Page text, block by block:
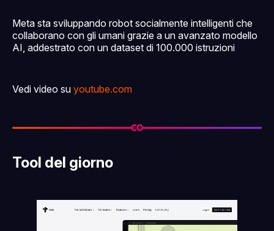
Meta sta sviluppando robot socialmente intelligenti che
collaborano con gli umani grazie a un avanzato modello
AI, addestrato con un dataset di 100.000 istruzioni
Vedi video su youtube.com
Tool del giorno